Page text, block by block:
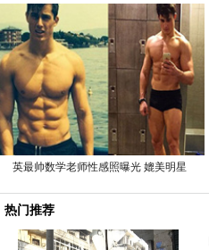
英最帅数学老师性感照曝光 媲美明星
热门推荐